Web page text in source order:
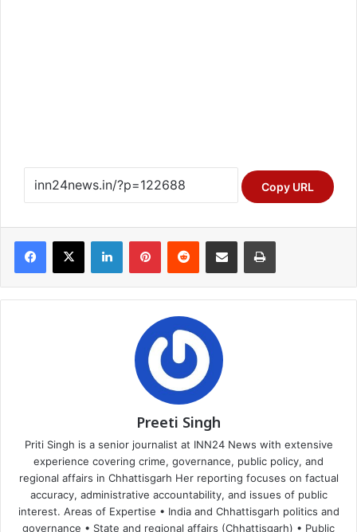
Copy URL
Facebook
X LinkedInPinterestReddit Share via Email Print
Preeti Singh
Priti Singh is a senior journalist at INN24 News with extensive
experience covering crime, governance, public policy, and
regional affairs in Chhattisgarh Her reporting focuses on factual
accuracy, administrative accountability, and issues of public
interest. Areas of Expertise • India and Chhattisgarh politics and
governance • State and regional affairs (Chhattisgarh) • Public